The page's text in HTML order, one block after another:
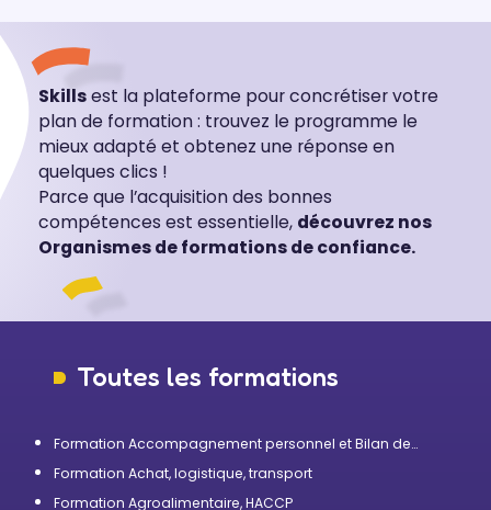
Skillsest la plateforme pour concrétiser votre
plan de formation : trouvez le programme le
mieux adapté et obtenez une réponse en
quelques clics !
Parce que l’acquisition des bonnes
compétences est essentielle, découvrez nos
Organismes de formations de confiance.
Toutes les formations
Formation Accompagnement personnel et Bilan de
Formation Achat, logistique, transport
Formation Agroalimentaire, HACCP